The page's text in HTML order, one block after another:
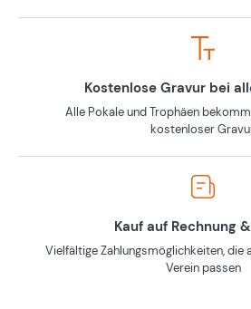
Kostenlose Gravur bei
Alle Pokale und Trophäen
kostenloser
Kauf auf Rechnung
Vielfältige Zahlungsmöglichkeiten, die
Verein passen